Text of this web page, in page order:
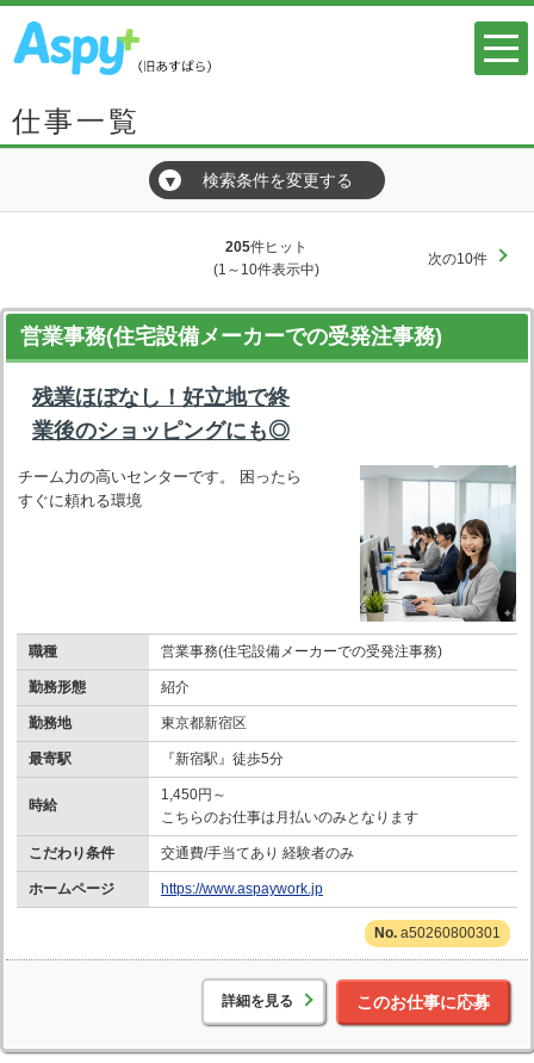
仕事一覧
▼ 検索条件を変更する
205件ヒット
(1～10件表示中)
次の10件
営業事務(住宅設備メーカーでの受発注事務)
残業ほぼなし！好立地で終
業後のショッピングにも◎
チーム力の高いセンターです。 困ったら
すぐに頼れる環境
職種 営業事務(住宅設備メーカーでの受発注事務)
勤務形態 紹介
勤務地 東京都新宿区
最寄駅 『新宿駅』徒歩5分
時給
1,450円～
こちらのお仕事は月払いのみとなります
こだわり条件 交通費/手当てあり 経験者のみ
ホームページ https://www.aspaywork.jp
a50260800301
詳細を見る このお仕事に応募